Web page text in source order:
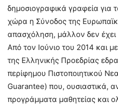
δημοσιογραφικά γραφεία για
χώρα η Σύνοδος της
απασχόληση, μάλλον δεν έχει
Από τον Ιούνιο του 2014 και
της Ελληνικής Προεδρίας
περίφημου Πιστοποιητικού
Guarantee) που, ουσιαστικά,
προγράμματα μαθητείας και